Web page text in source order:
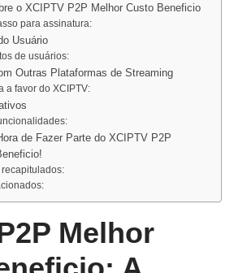
o XCIPTV P2P Melhor Custo Beneficio
para assinatura:
Usuário
de usuários:
Outras Plataformas de Streaming
a favor do XCIPTV:
de Fazer Parte do XCIPTV P2P
Melhor